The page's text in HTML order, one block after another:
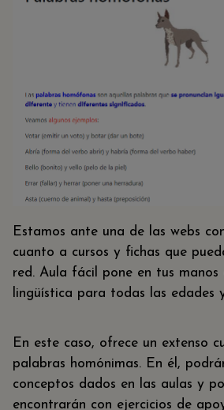
Estamos ante una de las webs
cuanto a cursos y fichas que
red. Aula fácil pone en tus manos
lingüística para todas las edades
En este caso, ofrece un extenso
palabras homónimas. En él,
conceptos dados en las aulas y
encontrarán con ejercicios de